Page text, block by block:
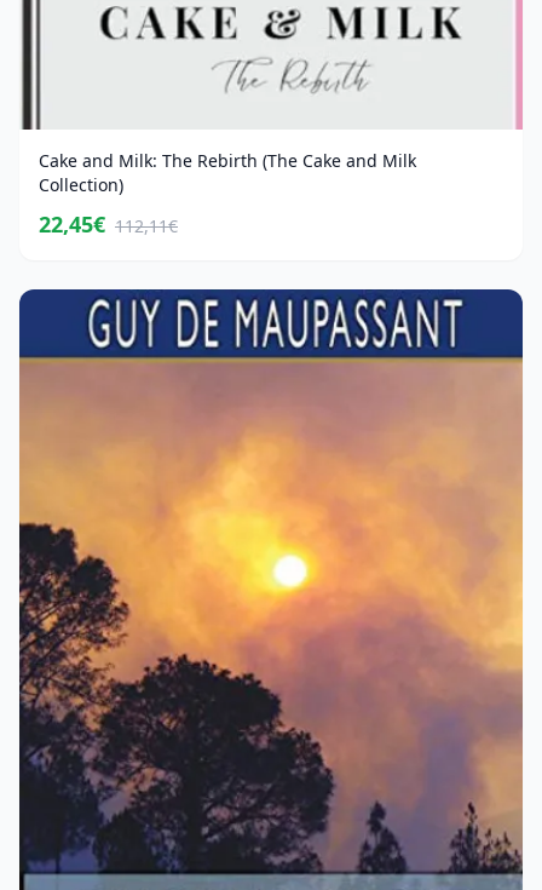
Cake and Milk: The Rebirth (The Cake and Milk
Collection)
22,45€ 112,11€